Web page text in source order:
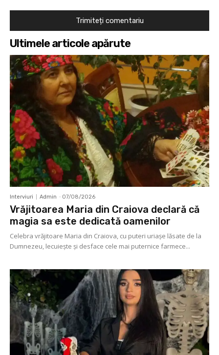
Ultimele articole apărute
Interviuri Admin - 07/08/2026
Vrăjitoarea Maria din Craiova declară că
magia sa este dedicată oamenilor
Celebra vrăjitoare Maria din Craiova, cu puteri uriașe lăsate de la
Dumnezeu, lecuieşte şi desface cele mai puternice farmece...